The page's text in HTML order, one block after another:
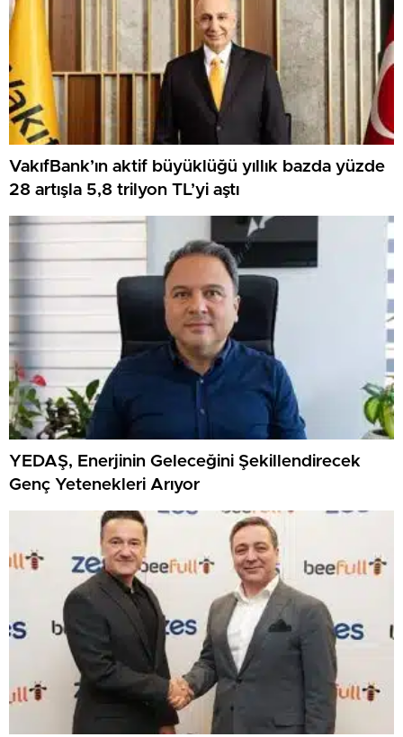
VakıfBank’ın aktif büyüklüğü yıllık bazda yüzde
28 artışla 5,8 trilyon TL’yi aştı
YEDAŞ, Enerjinin Geleceğini Şekillendirecek
Genç Yetenekleri Arıyor